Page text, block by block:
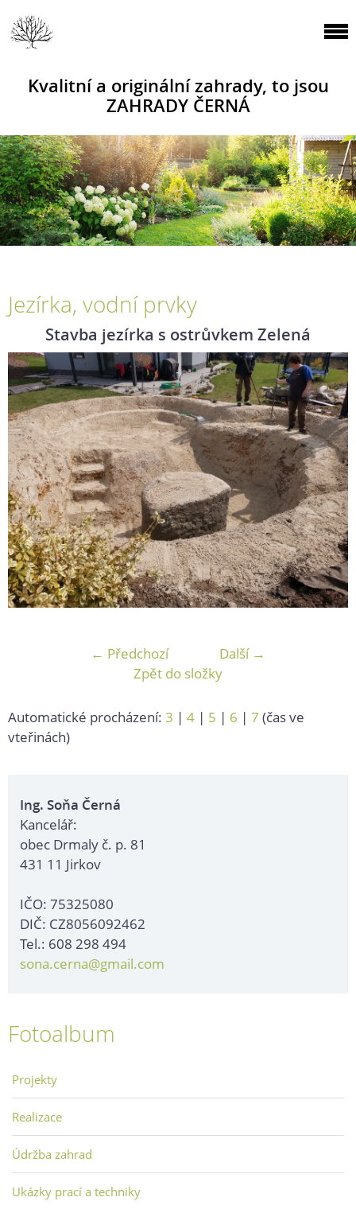
Kvalitní a originální zahrady, to jsou
ZAHRADY ČERNÁ
Jezírka, vodní prvky
Stavba jezírka s ostrůvkem Zelená
← Předchozí
Další →
Zpět do složky
Automatické procházení: 3 | 4 | 5 | 6 | 7 (čas ve
vteřinách)
Ing. Soňa Černá
Kancelář:
obec Drmaly č. p. 81
431 11 Jirkov
IČO: 75325080
DIČ: CZ8056092462
Tel.: 608 298 494
sona.cerna@gmail.com
Fotoalbum
Projekty
Realizace
Údržba zahrad
Ukázky prací a techniky